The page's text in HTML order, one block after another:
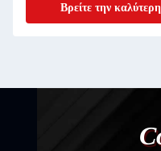
Βρείτε την